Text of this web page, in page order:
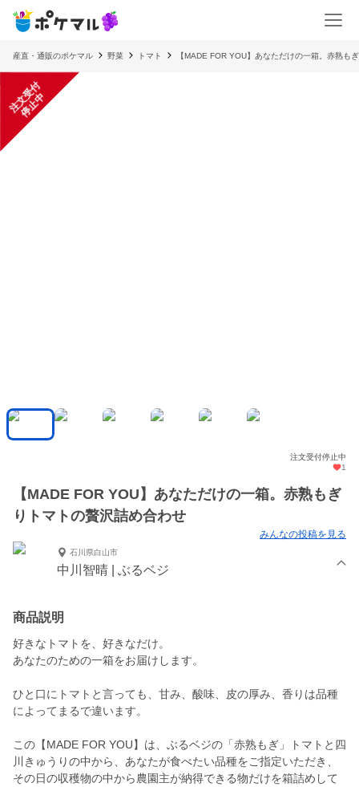
産直・通販のポケマル 野菜 トマト 【MADE FOR YOU】あなただけの一箱。赤熟も
注
文
受
付
停
止
中
注文受付停止中
1
【MADE FOR YOU】あなただけの一箱。赤熟もぎ
りトマトの贅沢詰め合わせ
みんなの投稿を見る
石川県白山市
中川智晴 | ぶるベジ
商品説明
好きなトマトを、好きなだけ。
あなたのための一箱をお届けします。
ひと口にトマトと言っても、甘み、酸味、皮の厚み、香りは品種
によってまるで違います。
この【MADE FOR YOU】は、ぶるベジの「赤熟もぎ」トマトと四
川きゅうりの中から、あなたが食べたい品種をご指定いただき、
その日の収穫物の中から農園主が納得できる物だけを箱詰めして